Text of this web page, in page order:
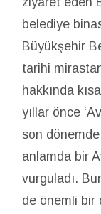
belediye
Büyükşehir
tarihi
hakkında
yıllar önce
son dönemde
anlamda bir
vurguladı.
de önemli bir